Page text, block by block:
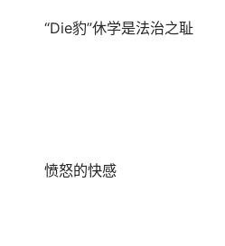
“Die豹”休学是法治之耻
愤怒的快感